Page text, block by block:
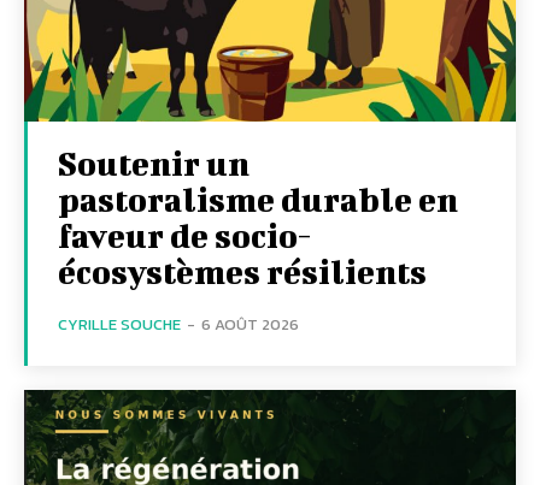
Soutenir un
pastoralisme durable en
faveur de socio-
écosystèmes résilients
CYRILLE SOUCHE - 6 AOÛT 2026